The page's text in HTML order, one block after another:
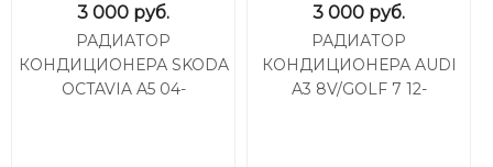
3 000 руб.
РАДИАТОР
КОНДИЦИОНЕРА SKODA
OCTAVIA A5 04-
3 000 руб.
РАДИАТОР
КОНДИЦИОНЕРА AUDI
A3 8V/GOLF 7 12-